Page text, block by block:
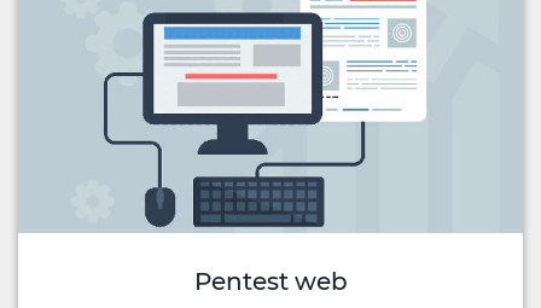
Pentest web